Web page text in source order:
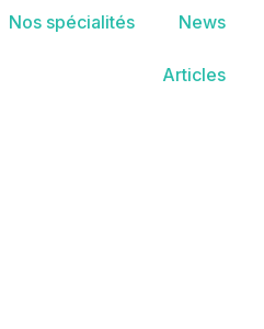
Nos spécialités News
Articles